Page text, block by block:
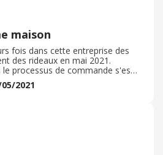
maison
fois dans cette entreprise des
des rideaux en mai 2021.
processus de commande s'est
pas eu recours à un code
trouvé. Mon délai de livraison a
commande était sur mesure.
Les articles étaient très bien
de mes voilages ont été
eu besoin de faire un retour.
2021